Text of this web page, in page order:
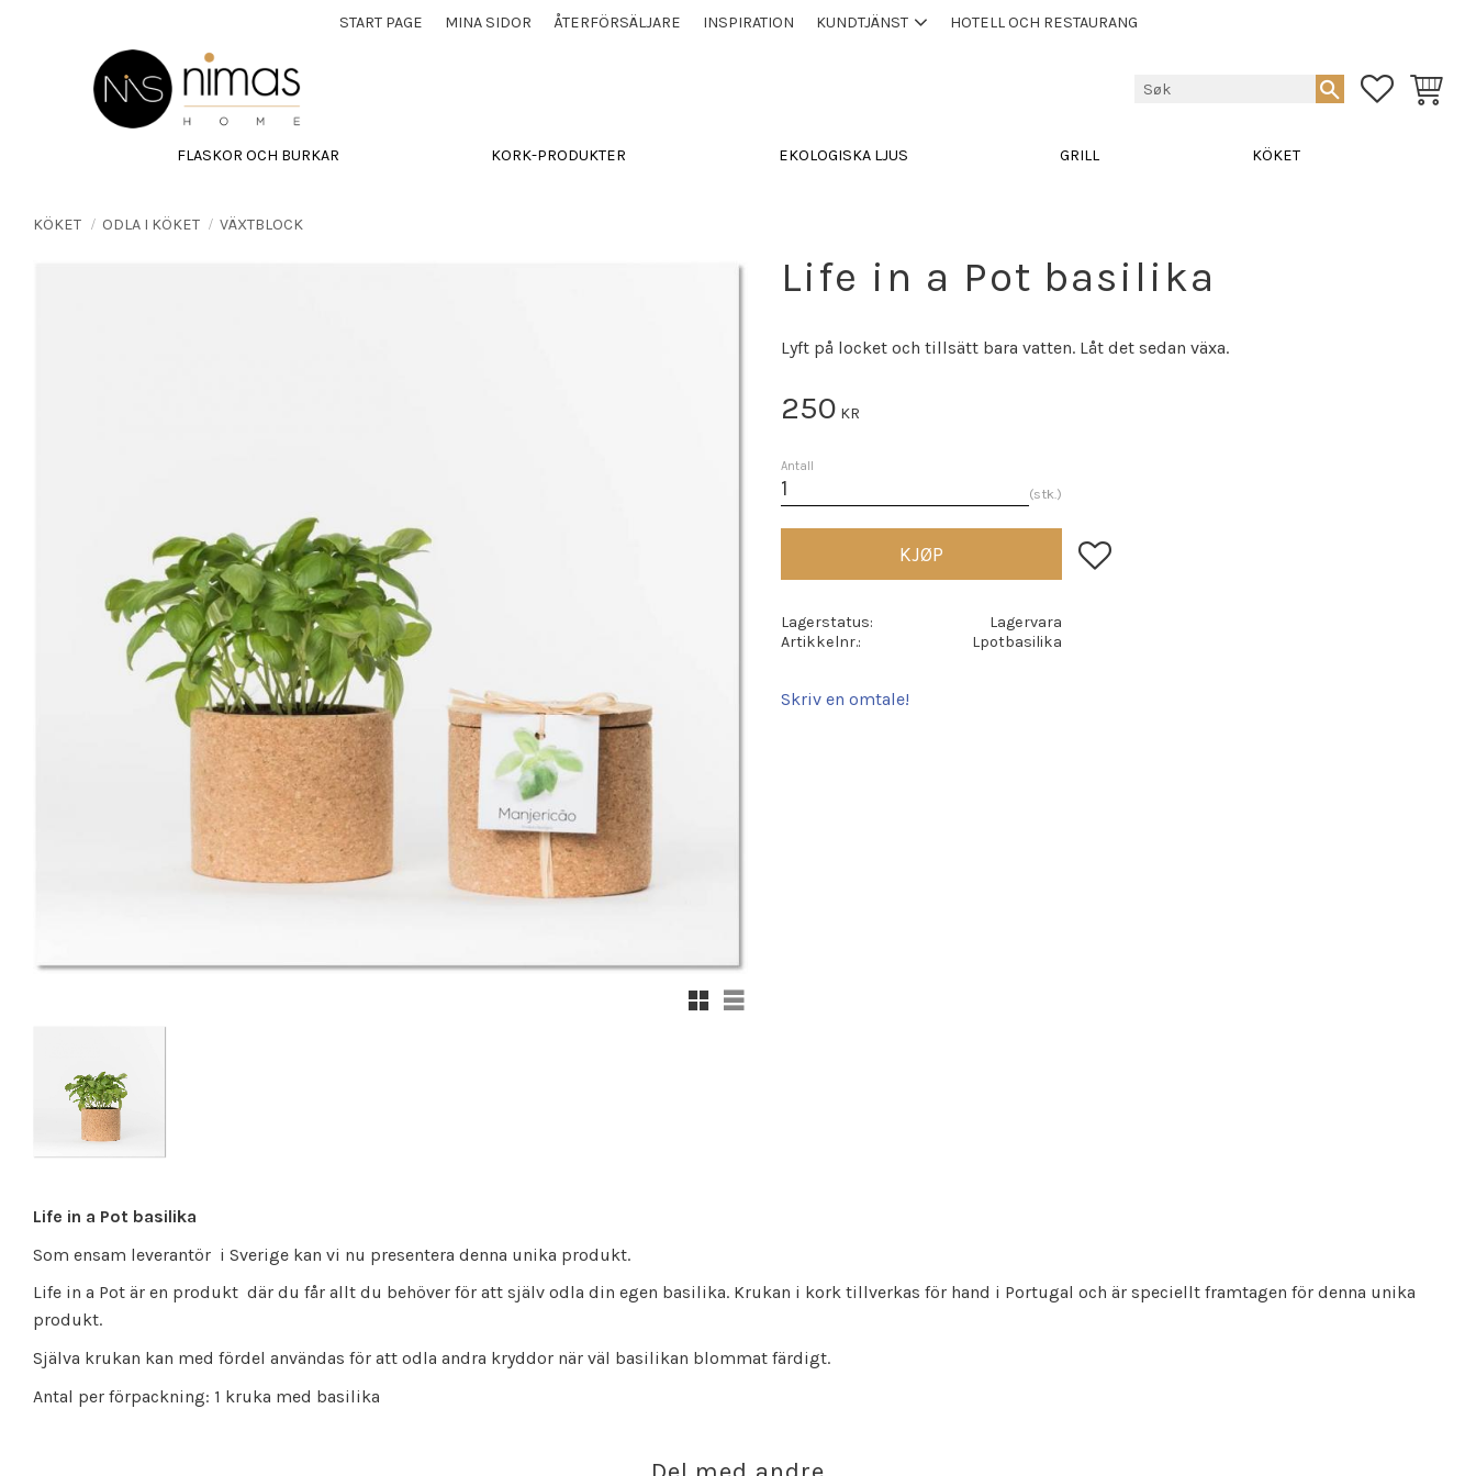
START PAGE MINA SIDOR ÅTERFÖRSÄLJARE INSPIRATION KUNDTJÄNST HOTELL OCH RESTAURANG
FLASKOR OCH BURKAR KORK-PRODUKTER EKOLOGISKA LJUS GRILL KÖKET
KÖKET ODLA I KÖKET VÄXTBLOCK
Life in a Pot basilika
Lyft på locket och tillsätt bara vatten. Låt det sedan växa.
RutenettListe
250 KR
Antall
stk.
KJØP Lagre som favoritt
Lagerstatus
Lagervara
Artikkelnr.
Lpotbasilika
Skriv en omtale!
Life in a Pot basilika
Som ensam leverantör i Sverige kan vi nu presentera denna unika produkt.
Life in a Pot är en produkt där du får allt du behöver för att själv odla din egen basilika. Krukan i kork tillverkas för hand i Portugal och är speciellt framtagen för denna unika
produkt.
Själva krukan kan med fördel användas för att odla andra kryddor när väl basilikan blommat färdigt.
Antal per förpackning: 1 kruka med basilika